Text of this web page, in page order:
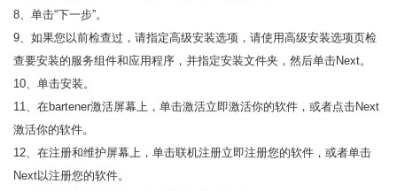
8、单击“下一步”。
9、如果您以前检查过，请指定高级安装选项，请使用高级安装选项页检
查要安装的服务组件和应用程序，并指定安装文件夹，然后单击Next。
10、单击安装。
11、在bartener激活屏幕上，单击激活立即激活你的软件，或者点击Next
激活你的软件。
12、在注册和维护屏幕上，单击联机注册立即注册您的软件，或者单击
Next以注册您的软件。